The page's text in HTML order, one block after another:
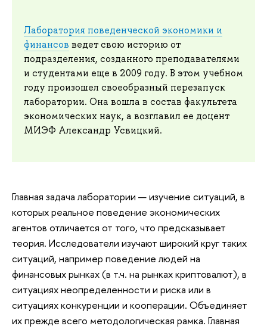
Лаборатория поведенческой экономики и
финансов ведет свою историю от
подразделения, созданного преподавателями
и студентами еще в 2009 году. В этом учебном
году произошел своеобразный перезапуск
лаборатории. Она вошла в состав факультета
экономических наук, а возглавил ее доцент
МИЭФ Александр Усвицкий.
Главная задача лаборатории — изучение ситуаций, в
которых реальное поведение экономических
агентов отличается от того, что предсказывает
теория. Исследователи изучают широкий круг таких
ситуаций, например поведение людей на
финансовых рынках (в т.ч. на рынках криптовалют), в
ситуациях неопределенности и риска или в
ситуациях конкуренции и кооперации. Объединяет
их прежде всего методологическая рамка. Главная